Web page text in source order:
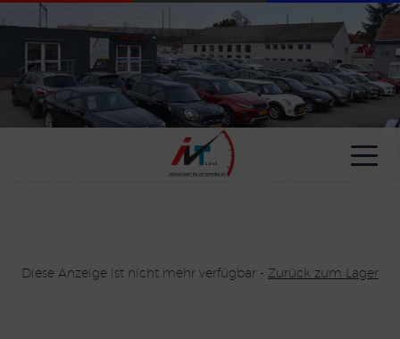
Diese Anzeige ist nicht mehr verfügbar - Zurück zum Lager
Cookie-Einstellungen